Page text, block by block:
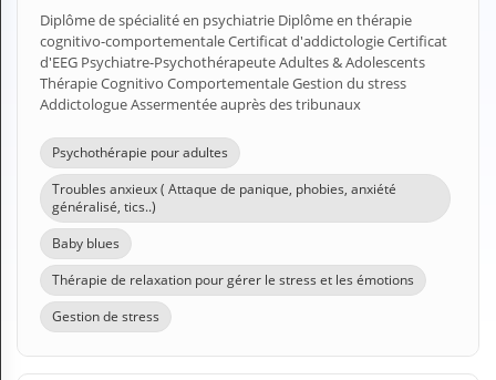
Professionnel de santé
Pharmacie
Médicament
Questions médicales
Clinique
Laboratoire
Vétérinaire
Diplôme de spécialité en psychiatrie Diplôme en thérapie
cognitivo-comportementale Certificat d'addictologie Certificat
d'EEG Psychiatre-Psychothérapeute Adultes & Adolescents
Thérapie Cognitivo Comportementale Gestion du stress
Addictologue Assermentée auprès des tribunaux
Psychothérapie pour adultes
Troubles anxieux ( Attaque de panique, phobies, anxiété
généralisé, tics..)
Baby blues
Thérapie de relaxation pour gérer le stress et les émotions
Gestion de stress